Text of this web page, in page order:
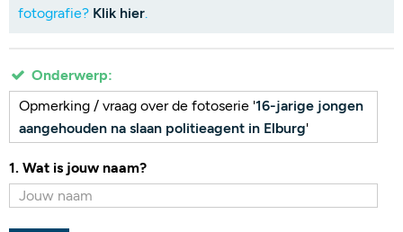
fotografie? Klik hier.
Onderwerp:
Opmerking / vraag over de fotoserie '16-jarige jongen
aangehouden na slaan politieagent in Elburg'
1. Wat is jouw naam?